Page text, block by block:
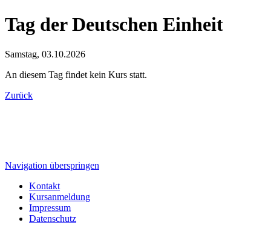
Tag der Deutschen Einheit
Samstag, 03.10.2026
An diesem Tag findet kein Kurs statt.
Zurück
Navigation überspringen
Kontakt
Kursanmeldung
Impressum
Datenschutz